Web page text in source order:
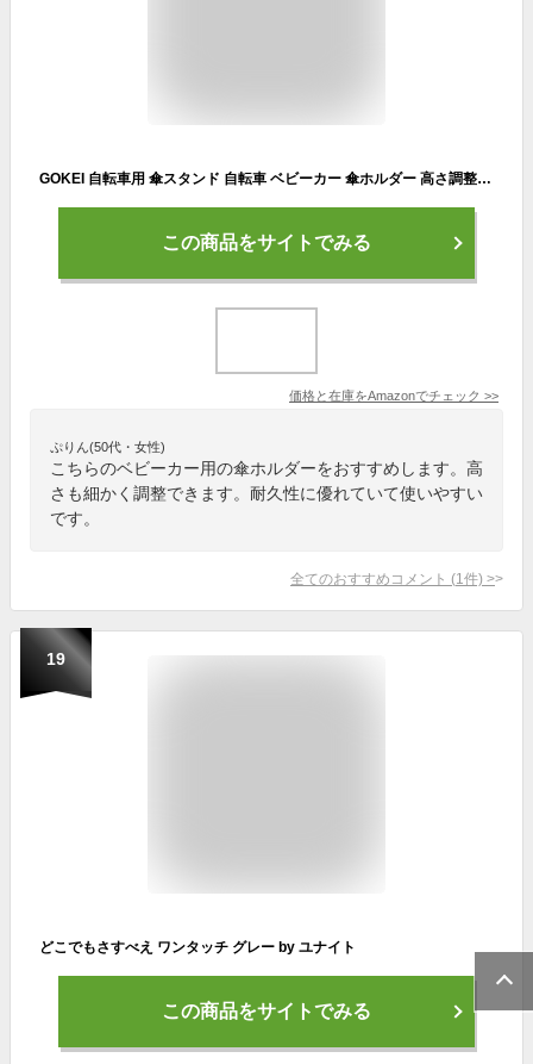
GOKEI 自転車用 傘スタンド 自転車 ベビーカー 傘ホルダー 高さ調整 車椅子 ペットキャリー 介護 スリム 傘差しホルダー 傘 固定 雨 傘立て 日傘スタンド 傘固定 スタンド 車いす 手押し車 シルバーカ チャリ 安全運転 錆びにくい 日除け 梅雨 雨の日 通勤 通学 B クリップ式 高さ調節可能
この商品をサイトでみる
価格と在庫をAmazonでチェック >>
ぷりん(50代・女性)
こちらのベビーカー用の傘ホルダーをおすすめします。高
さも細かく調整できます。耐久性に優れていて使いやすい
です。
全てのおすすめコメント (1 件) >
19
どこでもさすべえ ワンタッチ グレー by ユナイト
この商品をサイトでみる